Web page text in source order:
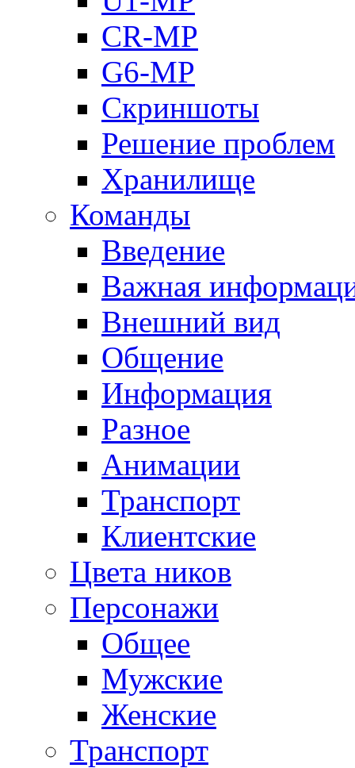
CR-MP
G6-MP
Скриншоты
Решение проблем
Хранилище
Команды
Введение
Важная
Внешний вид
Общение
Информация
Разное
Анимации
Транспорт
Клиентские
Цвета ников
Персонажи
Общее
Мужские
Женские
Транспорт